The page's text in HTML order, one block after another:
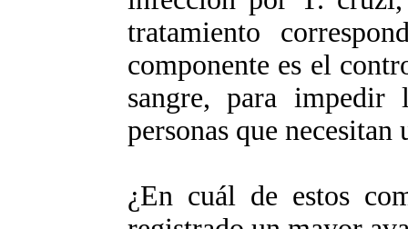
tratamiento
componente es el
sangre, para impedir
personas que
¿En cuál de estos